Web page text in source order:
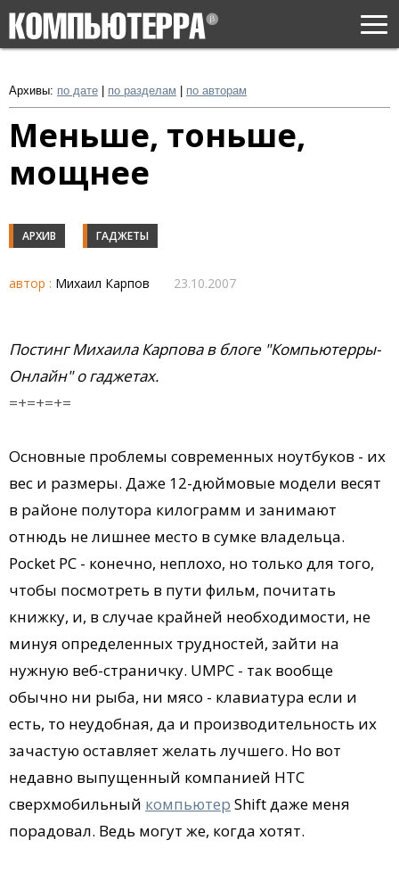
Архивы: по дате по разделам по авторам
Меньше, тоньше,
мощнее
АРХИВ ГАДЖЕТЫ
автор : Михаил Карпов 23.10.2007
Постинг Михаила Карпова в блоге "Компьютерры-
Онлайн" о гаджетах.
=+=+=+=
Основные проблемы современных ноутбуков - их
вес и размеры. Даже 12-дюймовые модели весят
в районе полутора килограмм и занимают
отнюдь не лишнее место в сумке владельца.
Pocket PC - конечно, неплохо, но только для того,
чтобы посмотреть в пути фильм, почитать
книжку, и, в случае крайней необходимости, не
минуя определенных трудностей, зайти на
нужную веб-страничку. UMPC - так вообще
обычно ни рыба, ни мясо - клавиатура если и
есть, то неудобная, да и производительность их
зачастую оставляет желать лучшего. Но вот
недавно выпущенный компанией HTC
сверхмобильный компьютер Shift даже меня
порадовал. Ведь могут же, когда хотят.